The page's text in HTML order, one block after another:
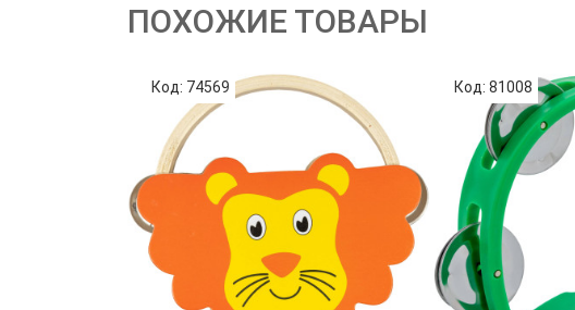
ПОХОЖИЕ ТОВАРЫ
Код: 74569 Код: 81008